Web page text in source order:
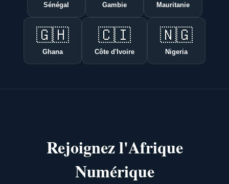
Sénégal Gambie Mauritanie
🇬🇭
Ghana
🇨🇮
Côte d'Ivoire
🇳🇬
Nigeria
Rejoignez l'Afrique
Numérique